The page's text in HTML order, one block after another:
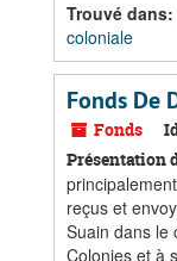
Trouvé dans:
coloniale
Fonds De
Fonds
Présentation
reçus et
Suain dans le
Colonies et à